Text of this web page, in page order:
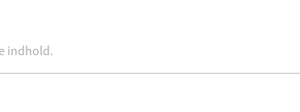
indhold.